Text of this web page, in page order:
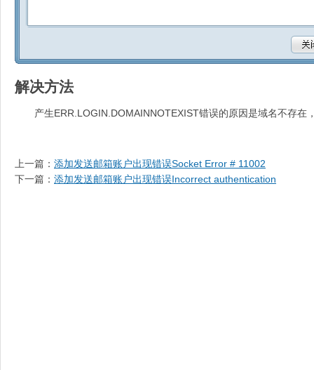
解决方法
产生ERR.LOGIN.DOMAINNOTEXIST错误的原因是域名不存在
上一篇： 添加发送邮箱账户出现错误Socket Error # 11002
下一篇： 添加发送邮箱账户出现错误Incorrect authentication